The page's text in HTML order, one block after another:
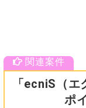
「ecniS（
ポ